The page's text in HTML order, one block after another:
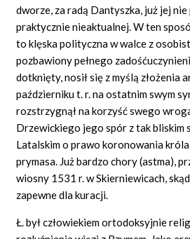
dworze, za radą Dantyszka, już jej
praktycznie nieaktualnej. W ten
to klęska polityczna w walce z
pozbawiony pełnego
dotknięty, nosił się z myślą złożenia
październiku t. r. na ostatnim swym
rozstrzygnął na korzyść swego
Drzewickiego jego spór z tak bliskim
Latalskim o prawo koronowania
prymasa. Już bardzo chory (astma),
wiosny 1531 r. w Skierniewicach,
zapewne dla kuracji.
Ł. był człowiekiem ortodoksyjnie